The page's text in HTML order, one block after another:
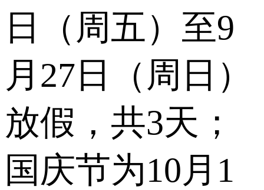
日（周五）至9
月27日（周日）
放假，共3天；
国庆节为10月1